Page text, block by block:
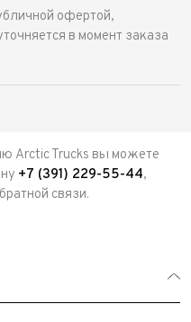
офертой,
в момент заказа
Arctic Trucks вы можете
+7 (391) 229-55-44,
связи.